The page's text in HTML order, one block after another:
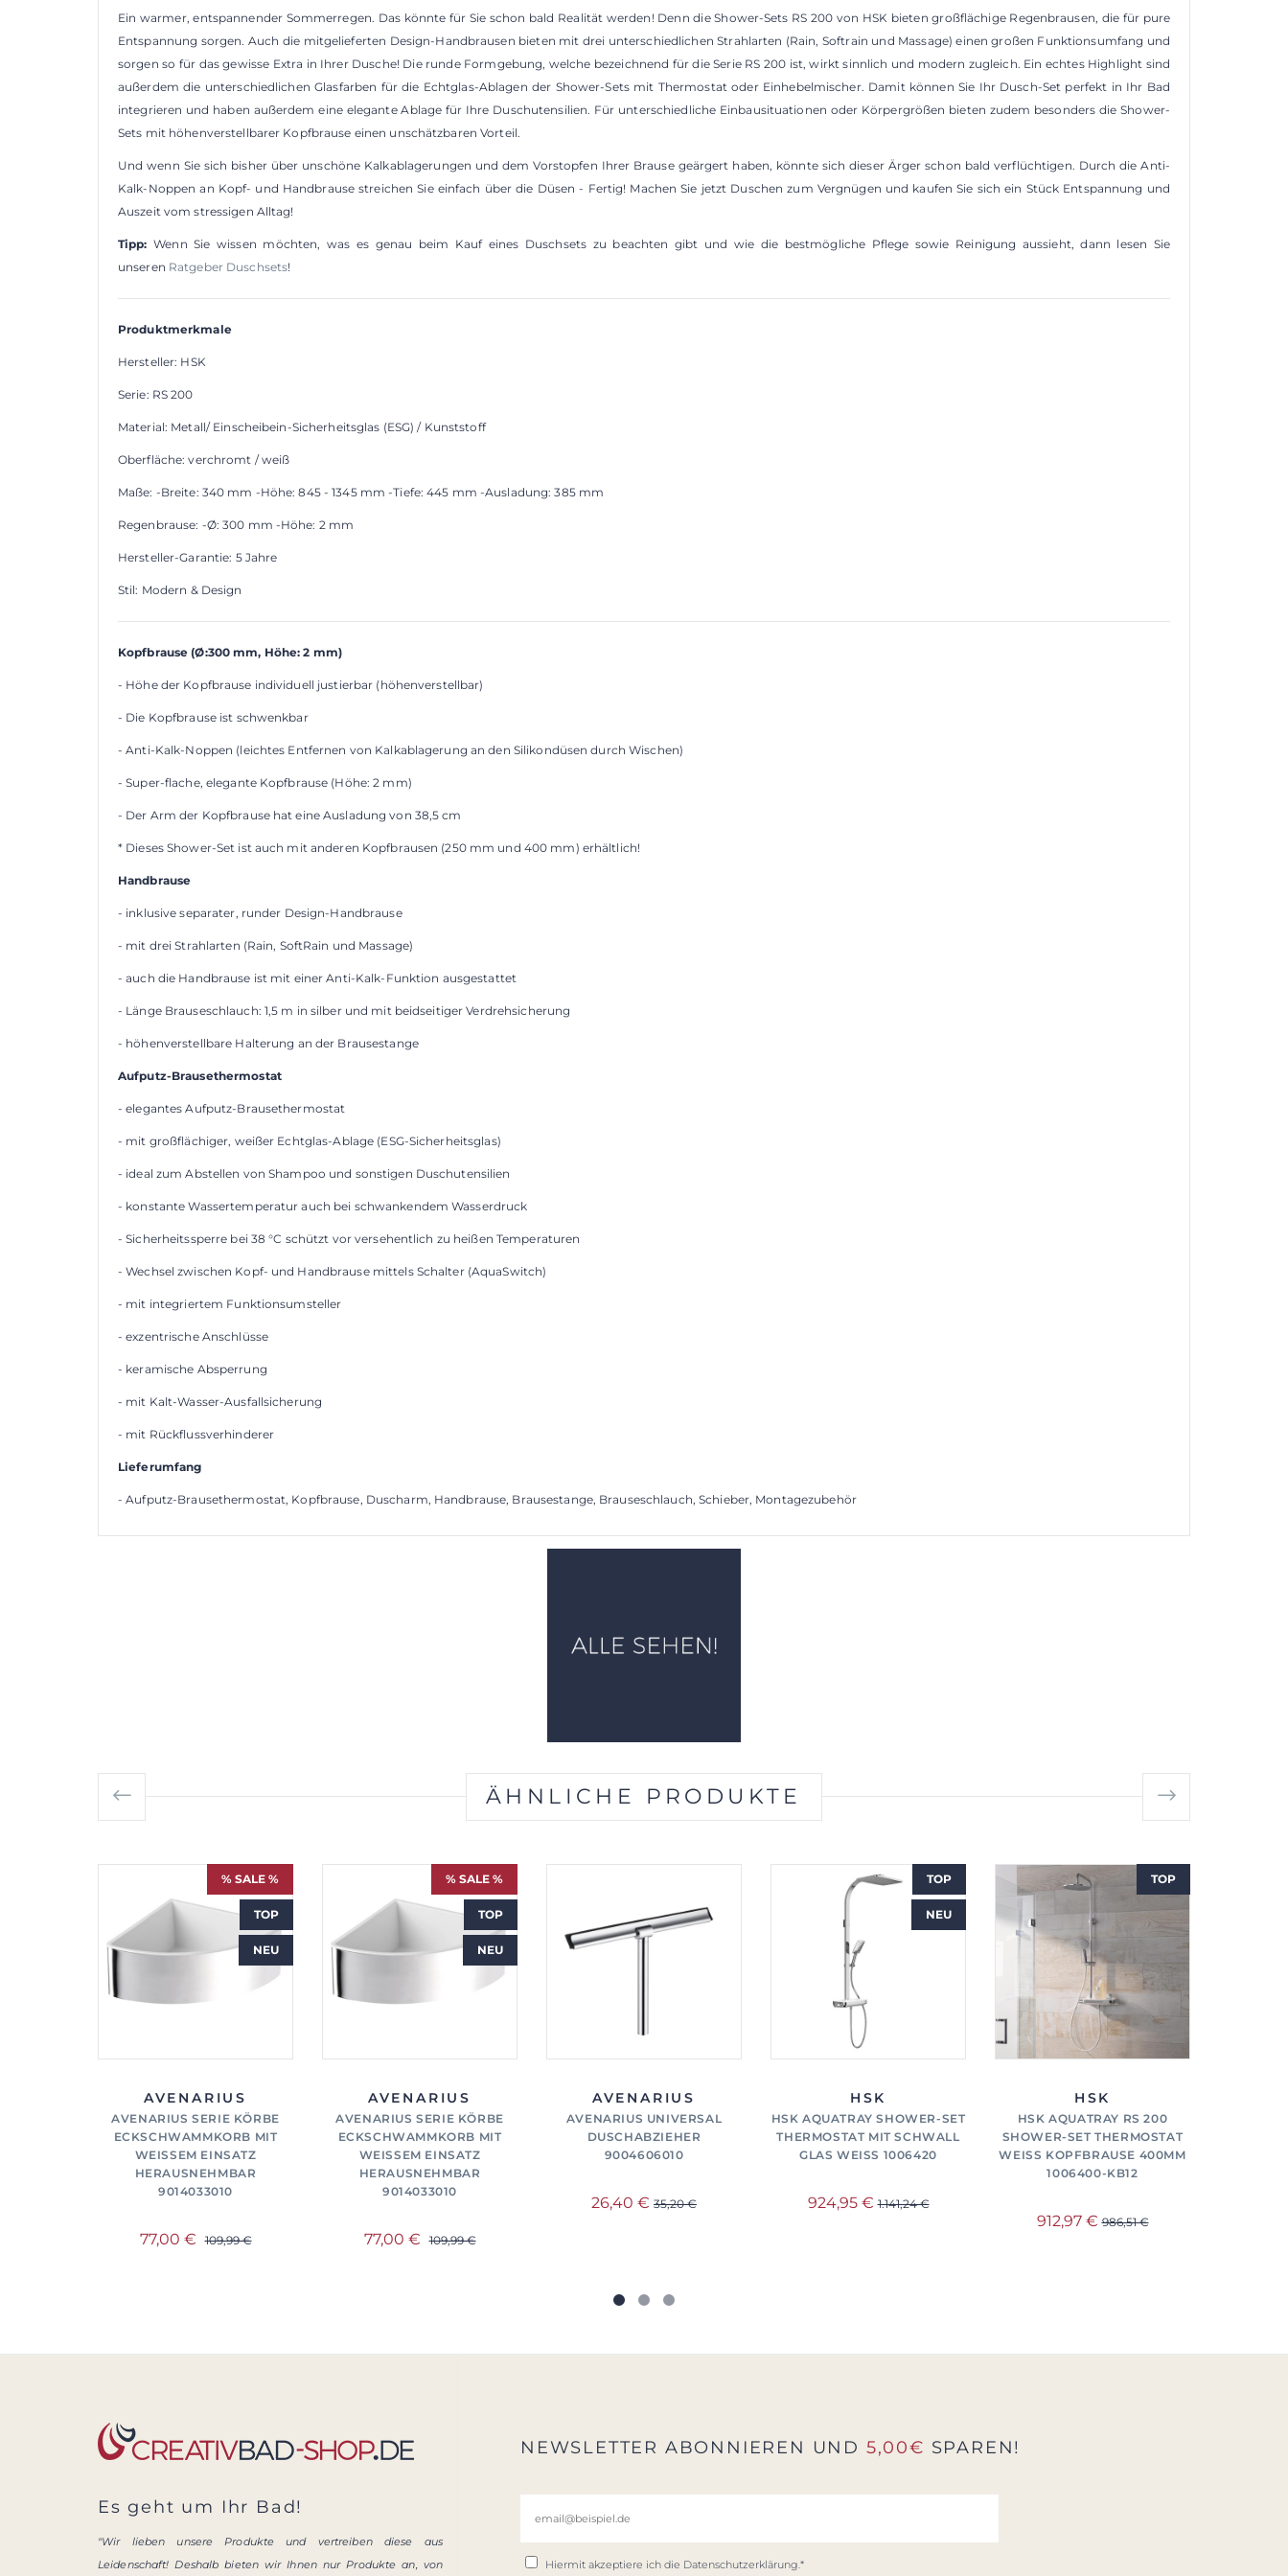
Ein warmer, entspannender Sommerregen. Das könnte für Sie schon bald Realität werden! Denn die Shower-Sets RS 200 von HSK bieten großflächige Regenbrausen, die für pure
Entspannung sorgen. Auch die mitgelieferten Design-Handbrausen bieten mit drei unterschiedlichen Strahlarten (Rain, Softrain und Massage) einen großen Funktionsumfang und
sorgen so für das gewisse Extra in Ihrer Dusche! Die runde Formgebung, welche bezeichnend für die Serie RS 200 ist, wirkt sinnlich und modern zugleich. Ein echtes Highlight sind
außerdem die unterschiedlichen Glasfarben für die Echtglas-Ablagen der Shower-Sets mit Thermostat oder Einhebelmischer. Damit können Sie Ihr Dusch-Set perfekt in Ihr Bad
integrieren und haben außerdem eine elegante Ablage für Ihre Duschutensilien. Für unterschiedliche Einbausituationen oder Körpergrößen bieten zudem besonders die Shower-
Sets mit höhenverstellbarer Kopfbrause einen unschätzbaren Vorteil.
Und wenn Sie sich bisher über unschöne Kalkablagerungen und dem Vorstopfen Ihrer Brause geärgert haben, könnte sich dieser Ärger schon bald verflüchtigen. Durch die Anti-
Kalk-Noppen an Kopf- und Handbrause streichen Sie einfach über die Düsen - Fertig! Machen Sie jetzt Duschen zum Vergnügen und kaufen Sie sich ein Stück Entspannung und
Auszeit vom stressigen Alltag!
Tipp: Wenn Sie wissen möchten, was es genau beim Kauf eines Duschsets zu beachten gibt und wie die bestmögliche Pflege sowie Reinigung aussieht, dann lesen Sie
unseren Ratgeber Duschsets!
Produktmerkmale
Hersteller: HSK
Serie: RS 200
Material: Metall/ Einscheibein-Sicherheitsglas (ESG) / Kunststoff
Oberfläche: verchromt / weiß
Maße: -Breite: 340 mm -Höhe: 845 - 1345 mm -Tiefe: 445 mm -Ausladung: 385 mm
Regenbrause: -Ø: 300 mm -Höhe: 2 mm
Hersteller-Garantie: 5 Jahre
Stil: Modern & Design
Kopfbrause (Ø:300 mm, Höhe: 2 mm)
- Höhe der Kopfbrause individuell justierbar (höhenverstellbar)
- Die Kopfbrause ist schwenkbar
- Anti-Kalk-Noppen (leichtes Entfernen von Kalkablagerung an den Silikondüsen durch Wischen)
- Super-flache, elegante Kopfbrause (Höhe: 2 mm)
- Der Arm der Kopfbrause hat eine Ausladung von 38,5 cm
* Dieses Shower-Set ist auch mit anderen Kopfbrausen (250 mm und 400 mm) erhältlich!
Handbrause
- inklusive separater, runder Design-Handbrause
- mit drei Strahlarten (Rain, SoftRain und Massage)
- auch die Handbrause ist mit einer Anti-Kalk-Funktion ausgestattet
- Länge Brauseschlauch: 1,5 m in silber und mit beidseitiger Verdrehsicherung
- höhenverstellbare Halterung an der Brausestange
Aufputz-Brausethermostat
- elegantes Aufputz-Brausethermostat
- mit großflächiger, weißer Echtglas-Ablage (ESG-Sicherheitsglas)
- ideal zum Abstellen von Shampoo und sonstigen Duschutensilien
- konstante Wassertemperatur auch bei schwankendem Wasserdruck
- Sicherheitssperre bei 38 °C schützt vor versehentlich zu heißen Temperaturen
- Wechsel zwischen Kopf- und Handbrause mittels Schalter (AquaSwitch)
- mit integriertem Funktionsumsteller
- exzentrische Anschlüsse
- keramische Absperrung
- mit Kalt-Wasser-Ausfallsicherung
- mit Rückflussverhinderer
Lieferumfang
- Aufputz-Brausethermostat, Kopfbrause, Duscharm, Handbrause, Brausestange, Brauseschlauch, Schieber, Montagezubehör
ÄHNLICHE PRODUKTE
% SALE %
TOP
NEU
AVENARIUS
AVENARIUS SERIE KÖRBE
ECKSCHWAMMKORB MIT
WEISSEM EINSATZ H
ERAUSNEHMBAR 9
014033010
77,00 € 109,99 €
% SALE %
TOP
NEU
AVENARIUS
AVENARIUS SERIE KÖRBE
ECKSCHWAMMKORB MIT
WEISSEM EINSATZ H
ERAUSNEHMBAR 9
014033010
77,00 € 109,99 €
AVENARIUS
AVENARIUS UNIVERSAL
DUSCHABZIEHER
9004606010
26,40 € 35,20 €
TOP
NEU
HSK
HSK AQUATRAY SHOWER-SET
THERMOSTAT MIT SCHWALL
GLAS WEISS 1006420
924,95 €1.141,24 €
TOP
HSK
HSK AQUATRAY RS 200
SHOWER-SET THERMOSTAT
WEISS KOPFBRAUSE 400MM 1
006400-KB12
912,97 €986,51 €
Es geht um Ihr Bad!
"Wir lieben unsere Produkte und vertreiben diese aus
Leidenschaft! Deshalb bieten wir Ihnen nur Produkte an, von
NEWSLETTER ABONNIEREN UND 5,00€ SPAREN!
Hiermit akzeptiere ich die Datenschutzerklärung.*